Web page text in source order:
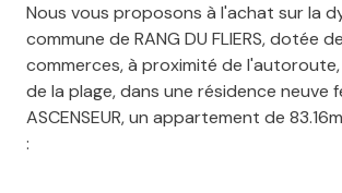
Nous vous proposons à l'achat sur la
commune de RANG DU FLIERS, dotée
commerces, à proximité de
de la plage, dans une résidence neuve
ASCENSEUR, un appartement de
: